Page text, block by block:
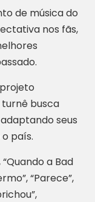
de música do
nos fãs,
turnê busca
seus
país.
a Bad
“Parece”,